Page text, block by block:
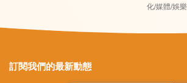
化/媒體/娛樂
訂閱我們的最新動態